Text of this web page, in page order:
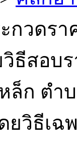
กวดรา
ธีสอบ
ล็ก ต
วิธีเฉ